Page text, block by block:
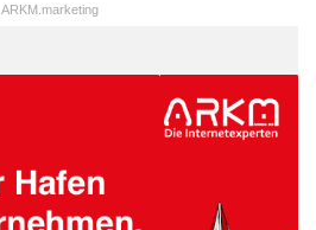
ARKM.marketing